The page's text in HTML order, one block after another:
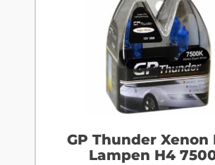
GP Thunder Xenon
Lampen H4